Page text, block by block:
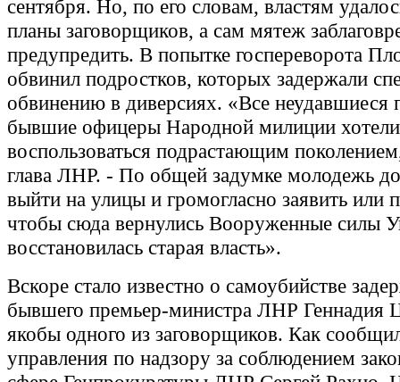
сентября. Но, по его словам, властям
планы заговорщиков, а сам мятеж
предупредить. В попытке госпереворота
обвинил подростков, которых задержали
обвинению в диверсиях. «Все неудавшиеся
бывшие офицеры Народной милиции хотели
воспользоваться подрастающим
глава ЛНР. - По общей задумке молодежь
выйти на улицы и громогласно заявить или
чтобы сюда вернулись Вооруженные силы
восстановилась старая власть».
Вскоре стало известно о самоубийстве
бывшего премьер-министра ЛНР Геннадия
якобы одного из заговорщиков. Как
управления по надзору за соблюдением